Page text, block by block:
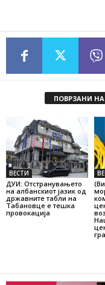
ПОВРЗАНИ
ВЕСТИ
ДУИ: Отстранувањето
на албанскиот јазик од
државните табли на
Табановце е тешка
провокација